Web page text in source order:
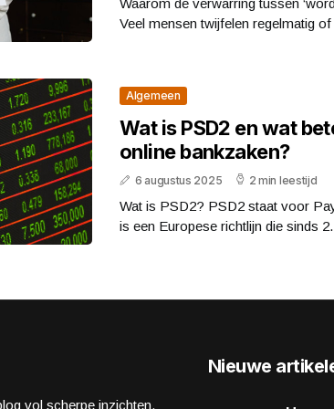
Veel mensen twijfelen regelmatig of
Algemeen
Wat is PSD2 en wat
online bankzaken?
6 augustus 2025 2 min leestijd
Wat is PSD2? PSD2 staat voor
is een Europese richtlijn die sinds
vol scherpe inzichten,
Nieuwe